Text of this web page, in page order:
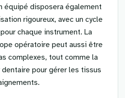
équipé disposera également
rigoureux, avec un cycle
chaque instrument. La
opératoire peut aussi être
complexes, tout comme la
pour gérer les tissus